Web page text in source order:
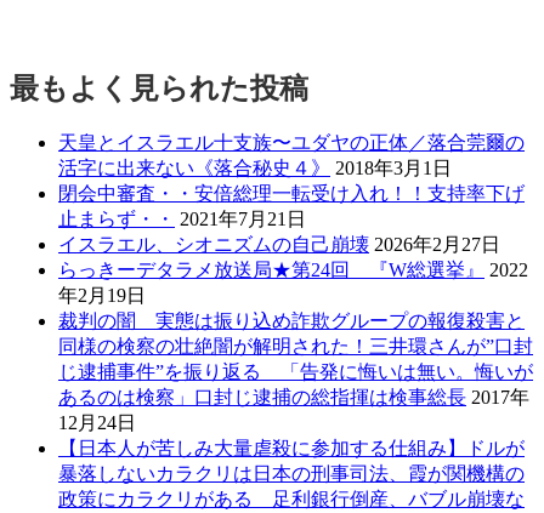
最もよく見られた投稿
天皇とイスラエル十支族〜ユダヤの正体／落合莞爾の
活字に出来ない《落合秘史４》
2018年3月1日
閉会中審査・・安倍総理一転受け入れ！！支持率下げ
止まらず・・ 2021年7月21日
イスラエル、シオニズムの自己崩壊 2026年2月27日
らっきーデタラメ放送局★第24回 『W総選挙』
2022
年2月19日
裁判の闇 実態は振り込め詐欺グループの報復殺害と
同様の検察の壮絶闇が解明された！三井環さんが”口封
じ逮捕事件”を振り返る 「告発に悔いは無い。悔いが
あるのは検察」口封じ逮捕の総指揮は検事総長 2017年
12月24日
【日本人が苦しみ大量虐殺に参加する仕組み】ドルが
暴落しないカラクリは日本の刑事司法、霞が関機構の
政策にカラクリがある 足利銀行倒産、バブル崩壊な